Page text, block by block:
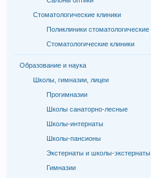
Стоматологические клиники
Поликлиники стоматологические
Стоматологические клиники
Образование и наука
Школы, гимназии, лицеи
Прогимназии
Школы санаторно-лесные
Школы-интернаты
Школы-пансионы
Экстернаты и школы-экстернаты
Гимназии